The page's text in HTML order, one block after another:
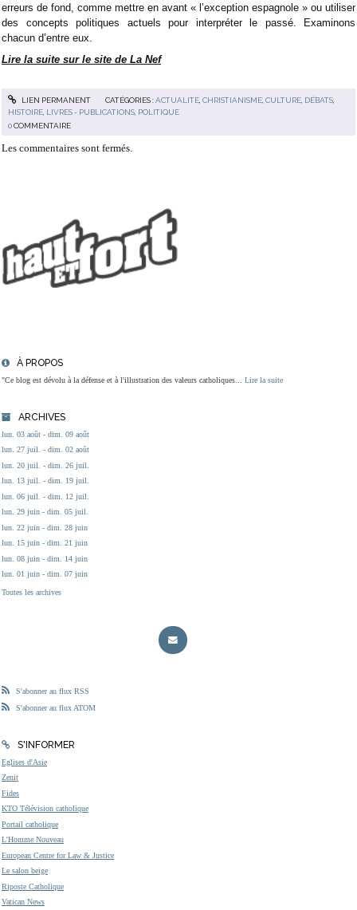
À PROPOS
"Ce blog est dévolu à la défense et à l'illustration des valeurs catholiques... Lire la suite
ARCHIVES
lun. 03 août - dim. 09 août
lun. 27 juil. - dim. 02 août
lun. 20 juil. - dim. 26 juil.
lun. 13 juil. - dim. 19 juil.
lun. 06 juil. - dim. 12 juil.
lun. 29 juin - dim. 05 juil.
lun. 22 juin - dim. 28 juin
lun. 15 juin - dim. 21 juin
lun. 08 juin - dim. 14 juin
lun. 01 juin - dim. 07 juin
Toutes les archives
S'abonner au flux RSS
S'abonner au flux ATOM
S'INFORMER
Eglises d'Asie
Zenit
Fides
KTO Télévision catholique
Portail catholique
L'Homme Nouveau
European Centre for Law & Justice
Le salon beige
Riposte Catholique
Vatican News
erreurs de fond, comme mettre en avant « l’exception espagnole » ou utiliser
des concepts politiques actuels pour interpréter le passé. Examinons
chacun d’entre eux.
Lire la suite sur le site de La Nef
LIEN PERMANENT CATÉGORIES :ACTUALITÉ, CHRISTIANISME, CULTURE, DÉBATS,
HISTOIRE, LIVRES - PUBLICATIONS, POLITIQUE
0COMMENTAIRE
Les commentaires sont fermés.